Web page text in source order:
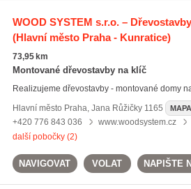
WOOD SYSTEM s.r.o. –
(Hlavní město Praha - Kunratice)
73,95 km
Montované dřevostavby na klíč
Realizujeme dřevostavby - montované domy
Hlavní město Praha, Jana Růžičky 1165 MAPA
+420 776 843 036 www.woodsystem.cz
další pobočky (2)
NAVIGOVAT VOLAT NAPIŠTE